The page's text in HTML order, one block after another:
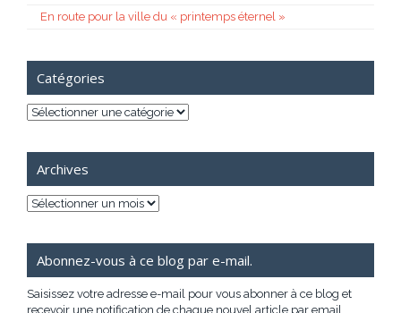
En route pour la ville du « printemps éternel »
Catégories
Catégories
Archives
Archives
Abonnez-vous à ce blog par e-mail.
Saisissez votre adresse e-mail pour vous abonner à ce blog et
recevoir une notification de chaque nouvel article par email.